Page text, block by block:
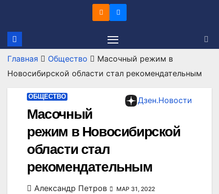
содержимому
Главная Общество
Масочный режим в
Новосибирской области стал рекомендательным
Дзен.Новости
ОБЩЕСТВО
Масочный
режим в Новосибирской
области стал
рекомендательным
Александр Петров МАР 31, 2022